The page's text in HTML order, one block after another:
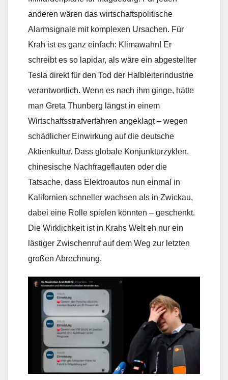
anderen wären das wirtschaftspolitische
Alarmsignale mit komplexen Ursachen. Für
Krah ist es ganz einfach: Klimawahn! Er
schreibt es so lapidar, als wäre ein abgestellter
Tesla direkt für den Tod der Halbleiterindustrie
verantwortlich. Wenn es nach ihm ginge, hätte
man Greta Thunberg längst in einem
Wirtschaftsstrafverfahren angeklagt – wegen
schädlicher Einwirkung auf die deutsche
Aktienkultur. Dass globale Konjunkturzyklen,
chinesische Nachfrageflauten oder die
Tatsache, dass Elektroautos nun einmal in
Kalifornien schneller wachsen als in Zwickau,
dabei eine Rolle spielen könnten – geschenkt.
Die Wirklichkeit ist in Krahs Welt eh nur ein
lästiger Zwischenruf auf dem Weg zur letzten
großen Abrechnung.